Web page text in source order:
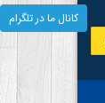
کانال ما در تلگرام